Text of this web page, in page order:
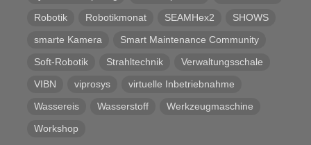
Robotik
Robotikmonat SEAMHex2
SHOWS
smarte Kamera
Smart Maintenance Community
Soft-Robotik
Strahltechnik
Verwaltungsschale
VIBN
viprosys
virtuelle Inbetriebnahme
Wassereis
Wasserstoff
Werkzeugmaschine
Workshop